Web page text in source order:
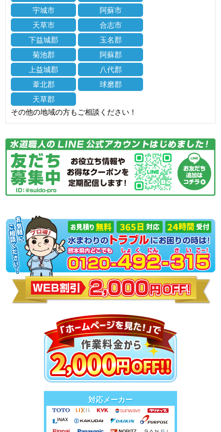
宇城市
阿蘇市
天草市
合志市
下益城郡
玉名郡
菊池郡
阿蘇郡
上益城郡
八代郡
葦北郡
球磨郡
天草郡
その他の地域の方もご相談ください！
対応メーカー